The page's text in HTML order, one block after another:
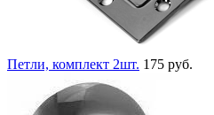
Петли, комплект 2шт. 175 руб.